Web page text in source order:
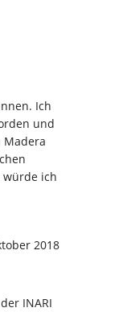
Ich
und
Madera
würde ich
2018
INARI